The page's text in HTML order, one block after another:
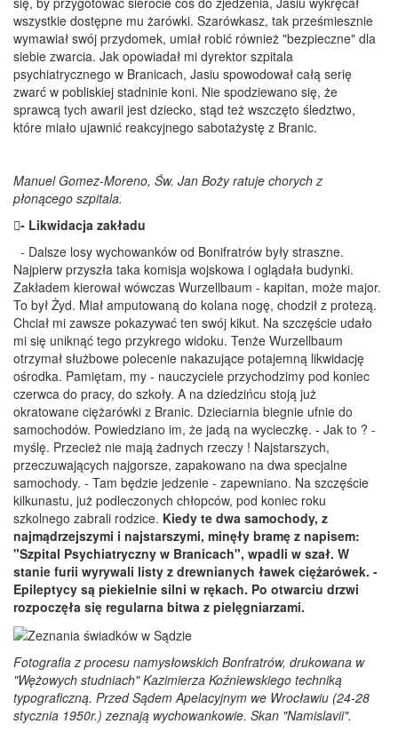
wszystkie dostępne mu żarówki. Szarówkasz, tak prześmiesznie
wymawiał swój przydomek, umiał robić również "bezpieczne" dla
siebie zwarcia. Jak opowiadał mi dyrektor szpitala
psychiatrycznego w Branicach, Jasiu spowodował całą serię
zwarć w pobliskiej stadninie koni. Nie spodziewano się, że
sprawcą tych awarii jest dziecko, stąd też wszczęto śledztwo,
które miało ujawnić reakcyjnego sabotażystę z Branic.
Manuel Gomez-Moreno, Św. Jan Boży ratuje chorych z
płonącego szpitala.
- Likwidacja zakładu
- Dalsze losy wychowanków od Bonifratrów były straszne.
Najpierw przyszła taka komisja wojskowa i oglądała budynki.
Zakładem kierował wówczas Wurzellbaum - kapitan, może major.
To był Żyd. Miał amputowaną do kolana nogę, chodził z protezą.
Chciał mi zawsze pokazywać ten swój kikut. Na szczęście udało
mi się uniknąć tego przykrego widoku. Tenże Wurzellbaum
otrzymał służbowe polecenie nakazujące potajemną likwidację
ośrodka. Pamiętam, my - nauczyciele przychodzimy pod koniec
czerwca do pracy, do szkoły. A na dziedzińcu stoją już
okratowane ciężarówki z Branic. Dzieciarnia biegnie ufnie do
samochodów. Powiedziano im, że jadą na wycieczkę. - Jak to ? -
myślę. Przecież nie mają żadnych rzeczy ! Najstarszych,
przeczuwających najgorsze, zapakowano na dwa specjalne
samochody. - Tam będzie jedzenie - zapewniano. Na szczęście
kilkunastu, już podleczonych chłopców, pod koniec roku
szkolnego zabrali rodzice. Kiedy te dwa samochody, z
najmądrzejszymi i najstarszymi, minęły bramę z napisem:
"Szpital Psychiatryczny w Branicach", wpadli w szał. W
stanie furii wyrywali listy z drewnianych ławek ciężarówek. -
Epileptycy są piekielnie silni w rękach. Po otwarciu drzwi
rozpoczęła się regularna bitwa z pielęgniarzami.
Fotografia z procesu namysłowskich Bonfratrów, drukowana w
"Wężowych studniach" Kazimierza Koźniewskiego techniką
typograficzną. Przed Sądem Apelacyjnym we Wrocławiu (24-28
stycznia 1950r.) zeznają wychowankowie. Skan "Namislavii".